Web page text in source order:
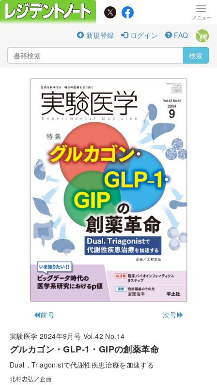
新規登録 ログイン FAQ
検索
前号 次号
実験医学 2024年9月号 Vol.42 No.14
グルカゴン・GLP-1・GIPの創薬革命
Dual，Triagonistで代謝性疾患治療を加速する
北村忠弘／企画